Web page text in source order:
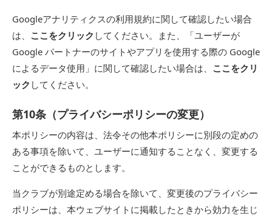
Googleアナリティクスの利用規約に関して確認したい場合
は、 ここをクリック してください。また、「ユーザーが
Google パートナーのサイトやアプリを使用する際の Google
によるデータ使用」に関して確認したい場合は、 ここをクリ
ック してください。
第10条（プライバシーポリシーの変更）
本ポリシーの内容は、法令その他本ポリシーに別段の定めの
ある事項を除いて、ユーザーに通知することなく、変更する
ことができるものとします。
当クラブが別途定める場合を除いて、変更後のプライバシー
ポリシーは、本ウェブサイトに掲載したときから効力を生じ